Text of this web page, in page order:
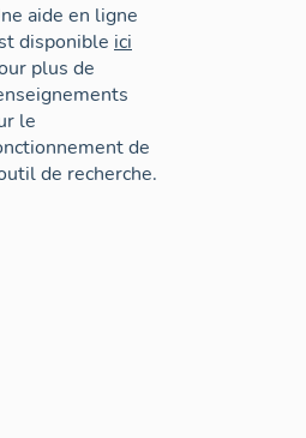
aide en ligne
disponible ici
plus de
le
de
de recherche.